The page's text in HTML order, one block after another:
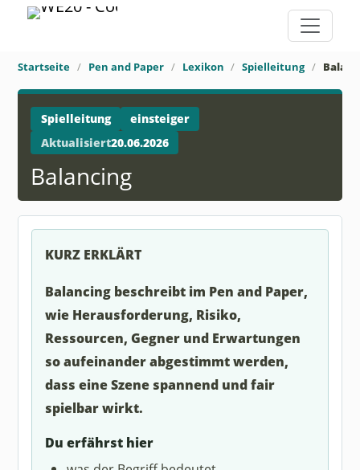
Startseite Pen and Paper Lexikon Spielleitung
Spielleitung
einsteiger
Aktualisiert20.06.2026
Balancing
KURZ ERKLÄRT
Balancing beschreibt im Pen and Paper,
wie Herausforderung, Risiko,
Ressourcen, Gegner und Erwartungen
so aufeinander abgestimmt werden,
dass eine Szene spannend und fair
spielbar wirkt.
Du erfährst hier